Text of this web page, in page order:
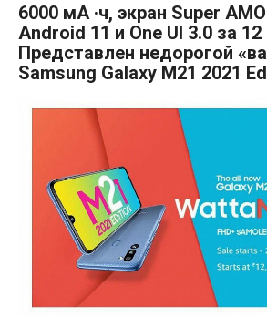
6000 мА ·ч, экран Super
Android 11 и One UI 3.0 за
Представлен недорогой
Samsung Galaxy M21 2021